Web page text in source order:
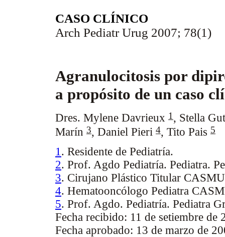
CASO CLÍNICO
Arch Pediatr Urug 2007; 78(1)
Agranulocitosis por
a propósito de un caso
Dres. Mylene Davrieux 1 , Stella
Marín 3, Daniel Pieri 4, Tito Pais 5
1 . Residente de Pediatría.
2. Prof. Agdo Pediatría. Pediatra.
3. Cirujano Plástico Titular
4. Hematooncólogo Pediatra
5. Prof. Agdo. Pediatría. Pediatra
Fecha recibido: 11 de setiembre de
Fecha aprobado: 13 de marzo de